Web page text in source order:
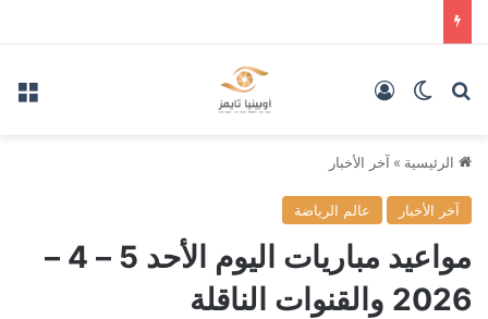
بحث عنالوضع المظلم
الرئيسية » آخر الأخبار
آخر الأخبار عالم الرياضة
مواعيد مباريات اليوم الأحد 5 – 4 –
2026 والقنوات الناقلة